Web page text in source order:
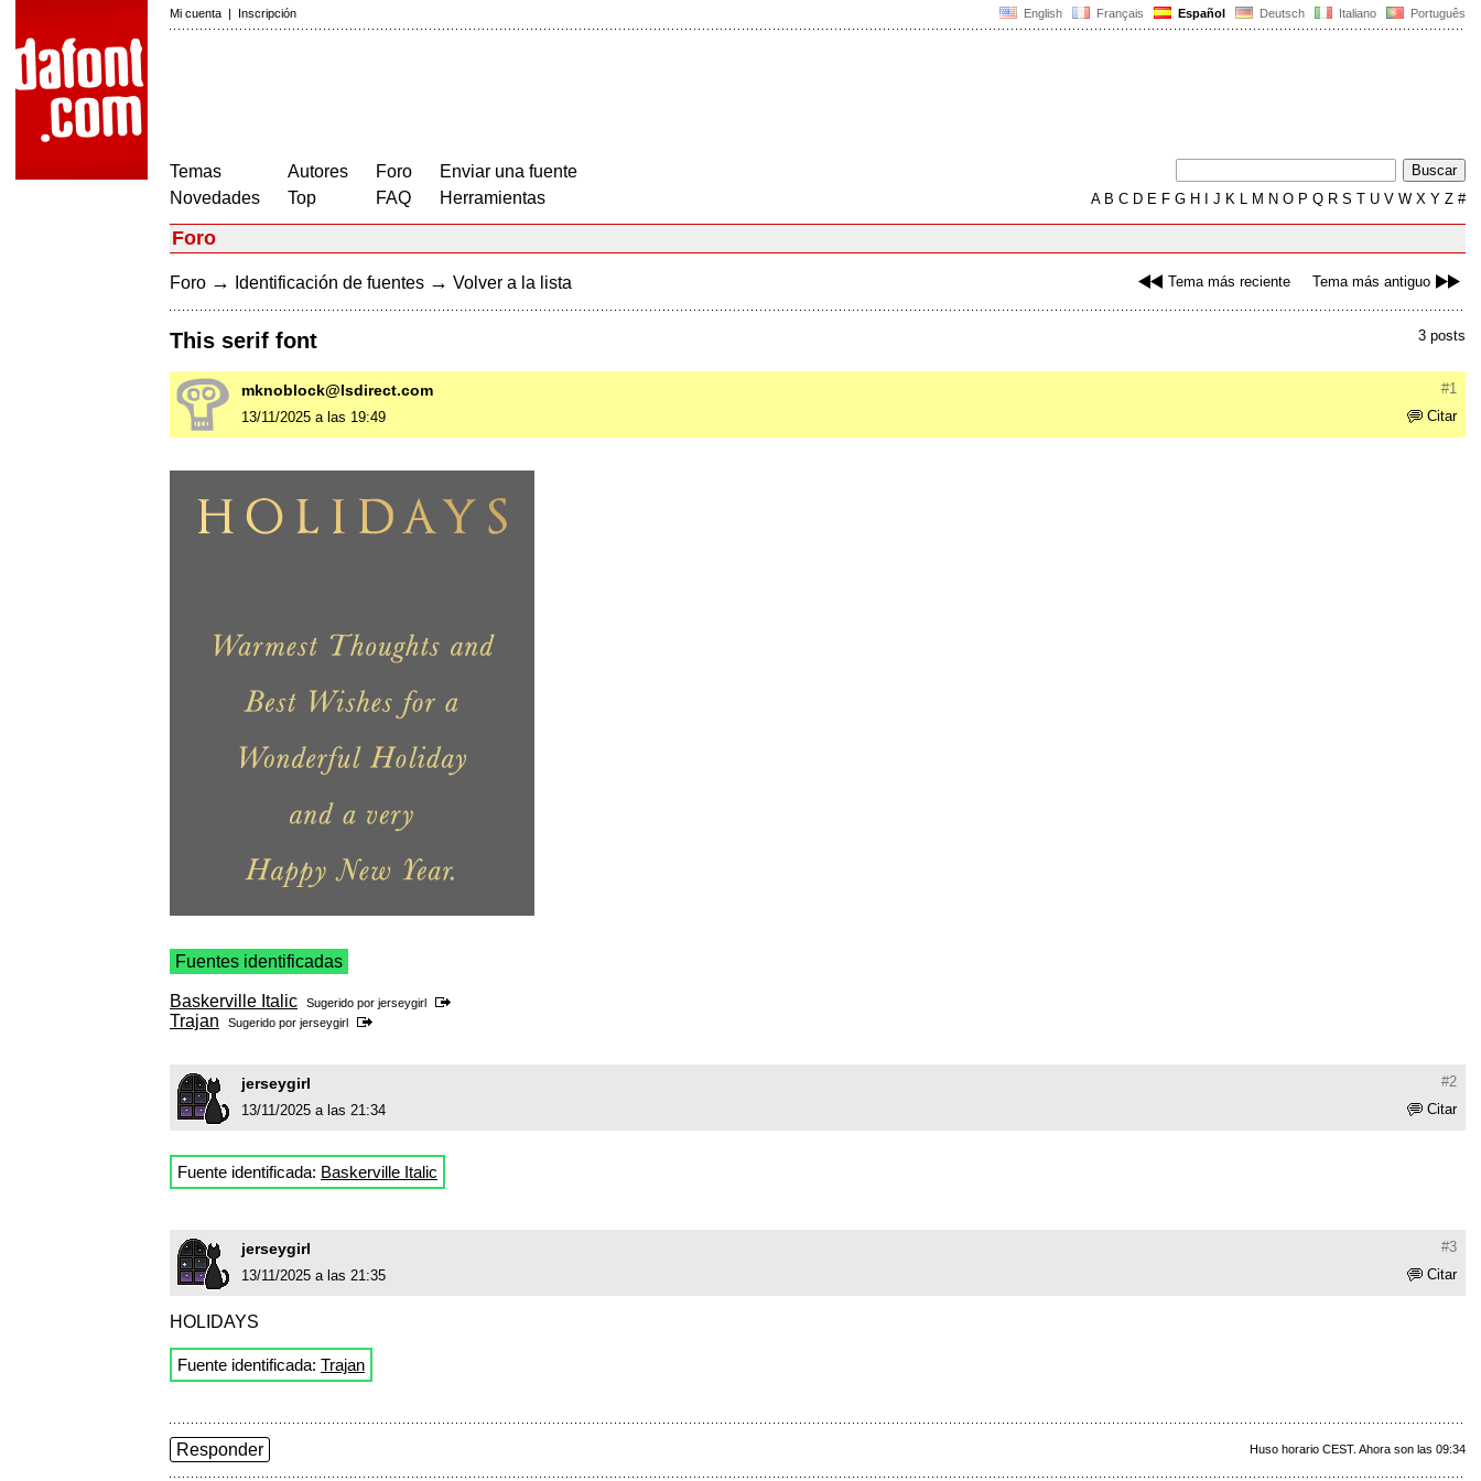
English Français Español Deutsch Italiano Português
Mi cuenta | Inscripción
Temas
Novedades
Autores
Top
Foro
FAQ
Enviar una fuente
Herramientas
AB C D E F G H J K L M N O P Q R S T U V W X Y Z #
Foro
Tema más reciente Tema más antiguo
Foro → Identificación de fuentes → Volver a la lista
3 posts
This serif font
#1
mknoblock@lsdirect.com
Citar
13/11/2025 a las 19:49
Fuentes identificadas
Baskerville Italic Sugerido por jerseygirl
Trajan Sugerido por jerseygirl
#2
jerseygirl
Citar
13/11/2025 a las 21:34
Fuente identificada: Baskerville Italic
#3
jerseygirl
Citar
13/11/2025 a las 21:35
HOLIDAYS
Fuente identificada: Trajan
Huso horario CEST. Ahora son las 09:34
Responder